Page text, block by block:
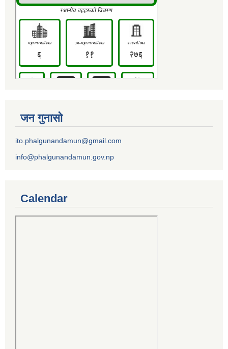
जन गुनासो
ito.phalgunandamun@gmail.com
info@phalgunandamun.gov.np
Calendar